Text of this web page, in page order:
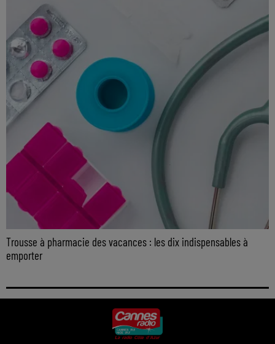
Trousse à pharmacie des vacances : les dix indispensables à
emporter